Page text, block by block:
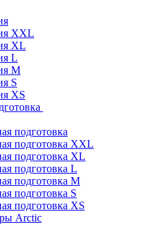
XXL
XL
L
M
S
XS
подготовка
подготовка XXL
подготовка XL
подготовка L
подготовка M
подготовка S
подготовка XS
Arctic